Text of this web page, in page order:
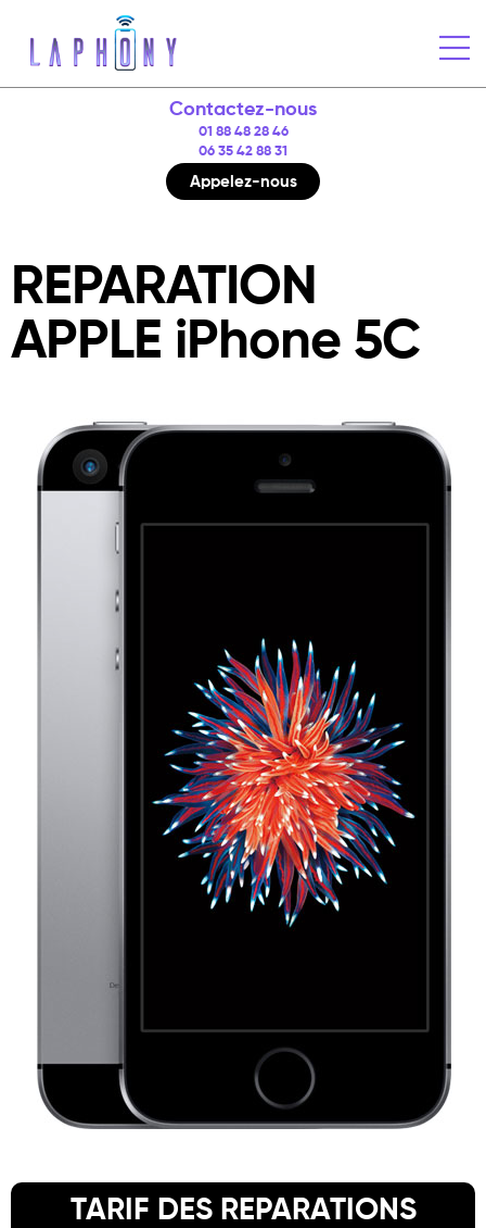
Contactez-nous
01 88 48 28 46
06 35 42 88 31
Appelez-nous
REPARATION
APPLE iPhone 5C
TARIF DES REPARATIONS